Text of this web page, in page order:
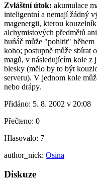
Zvláštní útok: akumulace
inteligentní a nemají žádný
magenergii, kterou
alchymistových předmětů
huńáč může "pohltit" během
koho; postupně může sbírat
magů, v následujícím kole z
blesky (mělo by to být
serveru). V jednom kole
nebo drápy.
Přidáno: 5. 8. 2002 v 20:08
Přečteno: 0
Hlasovalo: 7
author_nick: Osina
Diskuze